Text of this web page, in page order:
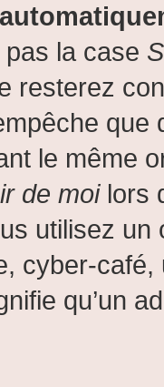
la case
resterez
que
le même
de moilors
utilisez
cyber-
qu’un